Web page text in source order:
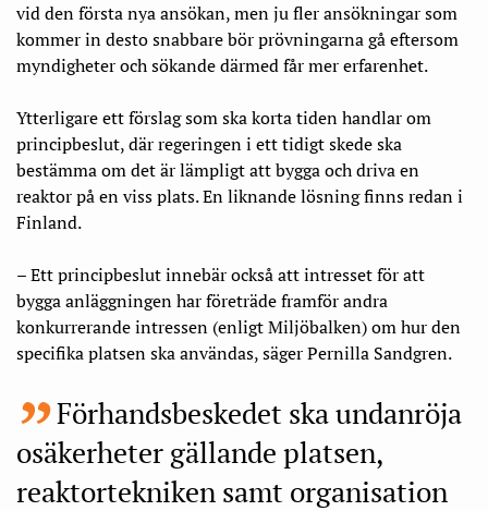
vid den första nya ansökan, men ju fler ansökningar som
kommer in desto snabbare bör prövningarna gå eftersom
myndigheter och sökande därmed får mer erfarenhet.
Ytterligare ett förslag som ska korta tiden handlar om
principbeslut, där regeringen i ett tidigt skede ska
bestämma om det är lämpligt att bygga och driva en
reaktor på en viss plats. En liknande lösning finns redan i
Finland.
– Ett principbeslut innebär också att intresset för att
bygga anläggningen har företräde framför andra
konkurrerande intressen (enligt Miljöbalken) om hur den
specifika platsen ska användas, säger Pernilla Sandgren.
Förhandsbeskedet ska undanröja
osäkerheter gällande platsen,
reaktortekniken samt organisation